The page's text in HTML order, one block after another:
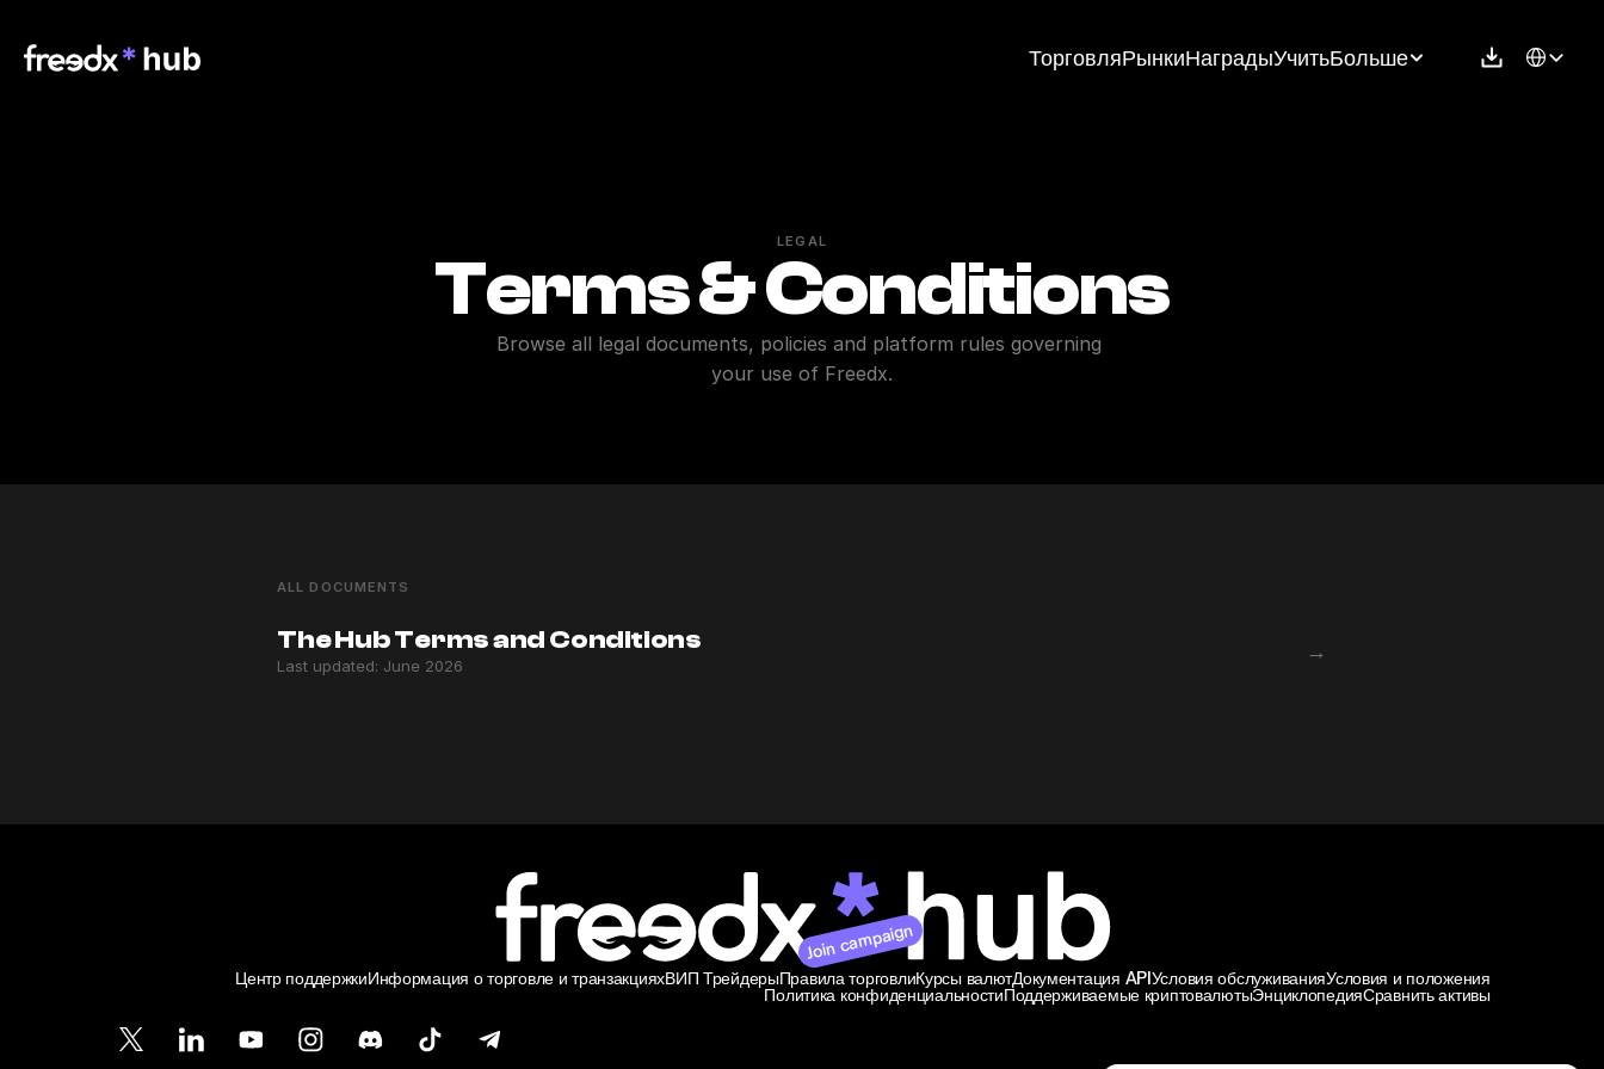
ТорговляРынкиНаградыУчитьБольше Select
LEGAL
Terms & Conditions
Browse all legal documents, policies and platform rules governing
your use of Freedx.
ALL DOCUMENTS
The Hub Terms and Conditions
Last updated: June 2026
→
Join campaign
Центр поддержкиИнформация о торговле и транзакцияхВИП ТрейдерыПравила торговлиКурсы валютДокументация APIУсловия обслуживанияУсловия и положения
Политика конфиденциальностиПоддерживаемые криптовалютыЭнциклопедияСравнить активы